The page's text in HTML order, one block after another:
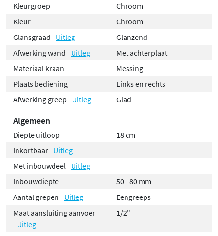
Kleurgroep
Chroom
Kleur
Chroom
Glansgraad
Uitleg
Glanzend
Afwerking wand
Uitleg
Met achterplaat
Materiaal kraan
Messing
Plaats bediening
Links en rechts
Afwerking greep
Uitleg Glad
Algemeen
Diepte uitloop
18 cm
Inkortbaar Uitleg
Met inbouwdeel
Uitleg
Inbouwdiepte
50 - 80 mm
Aantal grepen
Uitleg
Eengreeps
Maat aansluiting aanvoer
Uitleg
1/2"